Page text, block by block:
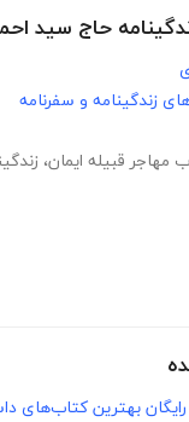
حاج سید
زندگینامه و سفرنامه
مهاجر قبیله ایمان،
رایگان بهترین کتاب‌های